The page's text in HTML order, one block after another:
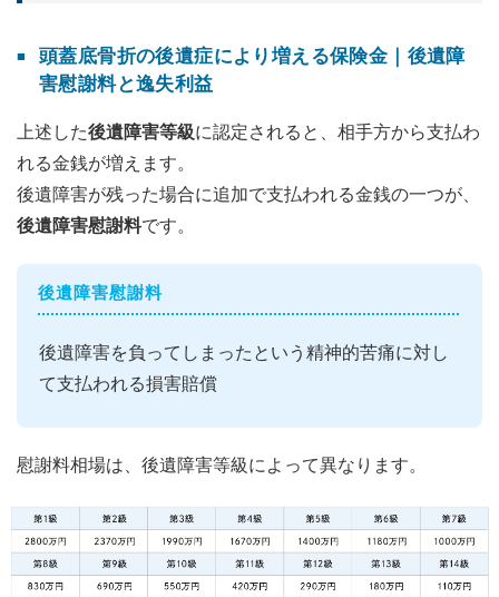
頭蓋底骨折の後遺症により増える保険金｜後遺障
害慰謝料と逸失利益
上述した後遺障害等級に認定されると、相手方から支払わ
れる金銭が増えます。
後遺障害が残った場合に追加で支払われる金銭の一つが、
後遺障害慰謝料です。
後遺障害慰謝料
後遺障害を負ってしまったという精神的苦痛に対し
て支払われる損害賠償
慰謝料相場は、後遺障害等級によって異なります。